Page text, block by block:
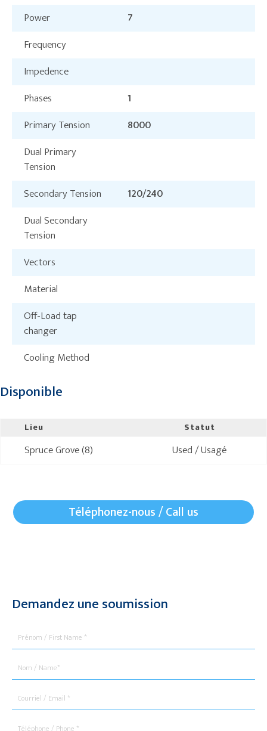
Power
7
Frequency
Impedence
Phases
1
Primary Tension
8000
Dual Primary
Tension
Secondary Tension
120/240
Dual Secondary
Tension
Vectors
Material
Off-Load tap
changer
Cooling Method
Disponible
Lieu Statut
Spruce Grove (8) Used / Usagé
Téléphonez-nous / Call us
Demandez une soumission